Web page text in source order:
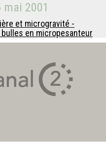
mai 2001
et microgravité -
en micropesanteur